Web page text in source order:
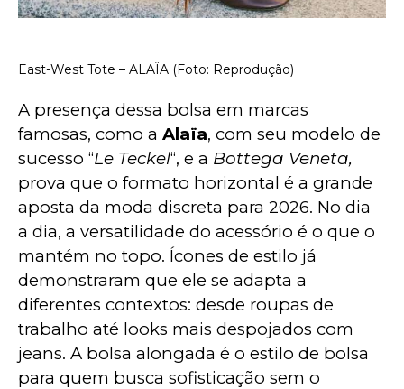
East-West Tote – ALAÏA (Foto: Reprodução)
A presença dessa bolsa em marcas
famosas, como a Alaïa, com seu modelo de
sucesso “Le Teckel“, e a Bottega Veneta,
prova que o formato horizontal é a grande
aposta da moda discreta para 2026. No dia
a dia, a versatilidade do acessório é o que o
mantém no topo. Ícones de estilo já
demonstraram que ele se adapta a
diferentes contextos: desde roupas de
trabalho até looks mais despojados com
jeans. A bolsa alongada é o estilo de bolsa
para quem busca sofisticação sem o